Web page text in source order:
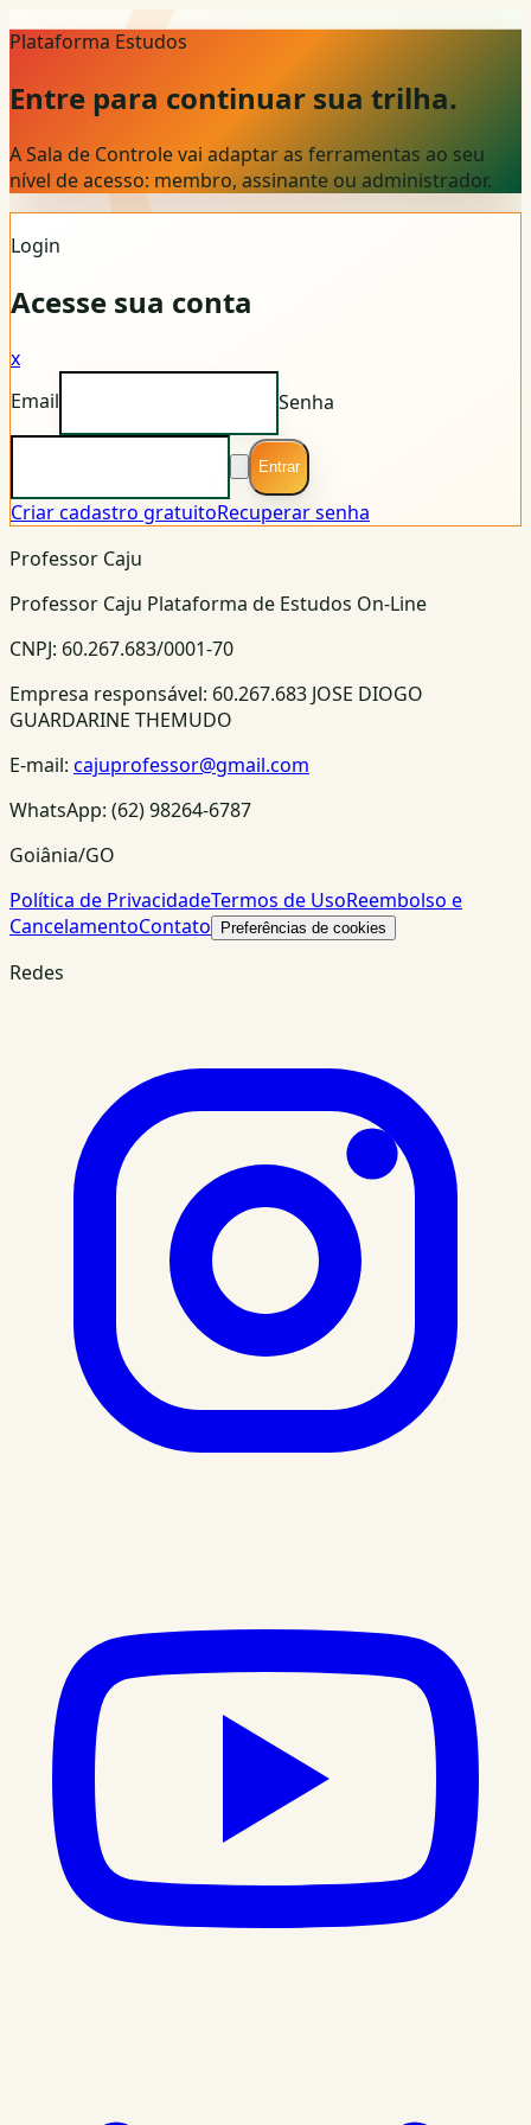
Plataforma Estudos
Entre para continuar sua trilha.
A Sala de Controle vai adaptar as ferramentas ao seu
nível de acesso: membro, assinante ou administrador.
Login
Acesse sua conta
x
Email
Senha
Entrar
Criar cadastro gratuitoRecuperar senha
Professor Caju
Professor Caju Plataforma de Estudos On-Line
CNPJ: 60.267.683/0001-70
Empresa responsável: 60.267.683 JOSE DIOGO
GUARDARINE THEMUDO
E-mail: cajuprofessor@gmail.com
WhatsApp: (62) 98264-6787
Goiânia/GO
Política de PrivacidadeTermos de UsoReembolso e
CancelamentoContato Preferências de cookies
Redes